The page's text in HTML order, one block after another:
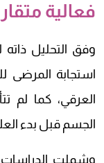
فعالية
وفق التحليل
استجابة المرضى
العرقي، كما لم
الجسم قبل بدء
وشملت